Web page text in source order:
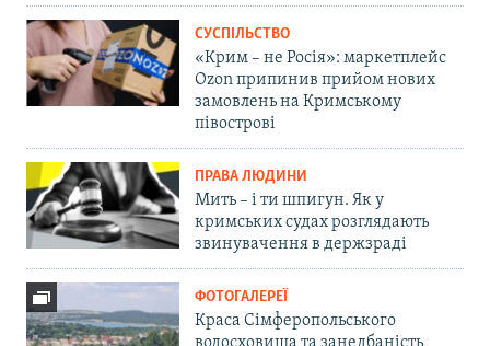
СУСПІЛЬСТВО
«Крим – не Росія»: маркетплейс
Ozon припинив прийом нових
замовлень на Кримському
півострові
ПРАВА ЛЮДИНИ
Мить – і ти шпигун. Як у
кримських судах розглядають
звинувачення в держзраді
ФОТОГАЛЕРЕЇ
Краса Сімферопольського